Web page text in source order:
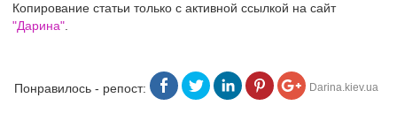
Копирование статьи только с активной ссылкой на сайт
"Дарина"
Понравилось - репост: Darina.kiev.ua